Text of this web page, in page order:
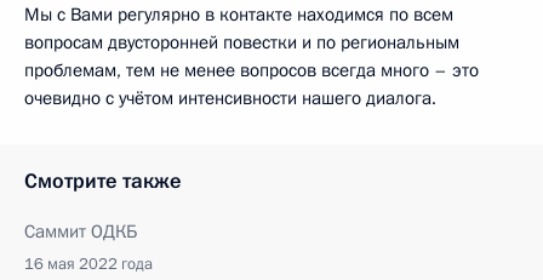
Мы с Вами регулярно в контакте находимся по всем
вопросам двусторонней повестки и по региональным
проблемам, тем не менее вопросов всегда много – это
очевидно с учётом интенсивности нашего диалога.
Смотрите также
Саммит ОДКБ
16 мая 2022 года